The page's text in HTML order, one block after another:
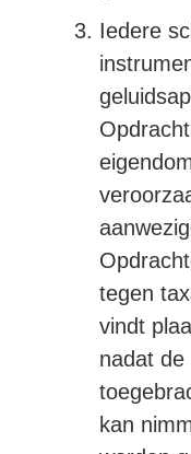
Iedere
tegen
vindt
nadat de
kan